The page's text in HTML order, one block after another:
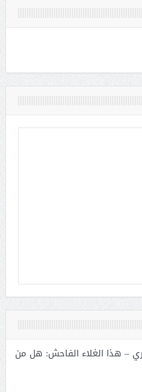
– هذا الغلاء الفاحش: هل من